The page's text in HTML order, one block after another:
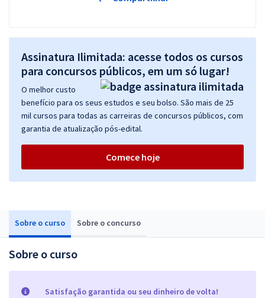
Sobre o curso Sobre o concurso
Sobre o curso
Satisfação garantida ou seu dinheiro de volta!
Assinatura Ilimitada: acesse todos os cursos
para concursos públicos, em um só lugar!
O melhor custo
benefício para os seus estudos e seu bolso. São mais de 25
mil cursos para todas as carreiras de concursos públicos, com
garantia de atualização pós-edital.
Comece hoje